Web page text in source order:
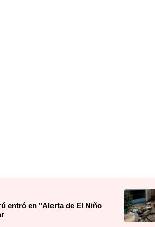
entró en "Alerta de El Niño